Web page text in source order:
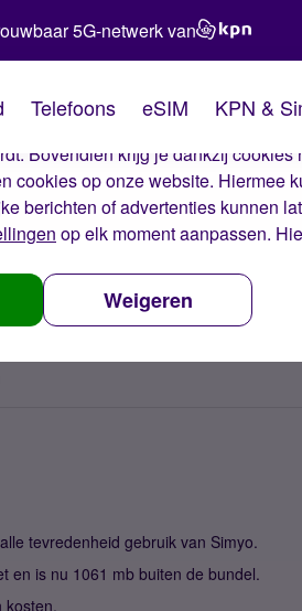
van Simyo
op onze website. Met deze cookies
Bovendien krijg je dankzij
cookies op onze website. Hiermee
berichten of advertenties kunnen
op elk moment aanpassen.
Weigeren
5G-netwerk van
Telefoons eSIM KPN &
tevredenheid gebruik van Simyo.
en is nu 1061 mb buiten de bundel.
kosten.